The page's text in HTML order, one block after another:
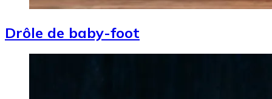
Drôle de baby-foot